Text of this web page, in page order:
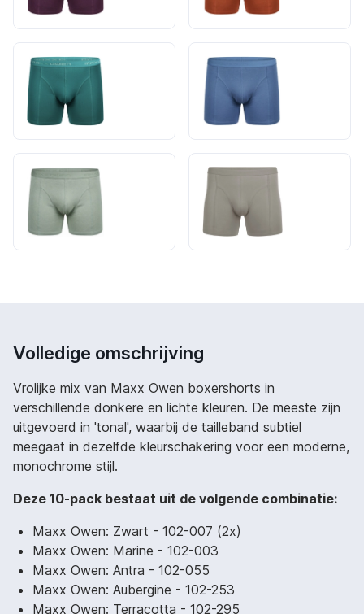
Volledige omschrijving
Vrolijke mix van Maxx Owen boxershorts in
verschillende donkere en lichte kleuren. De meeste zijn
uitgevoerd in 'tonal', waarbij de tailleband subtiel
meegaat in dezelfde kleurschakering voor een moderne,
monochrome stijl.
Deze 10-pack bestaat uit de volgende combinatie:
Maxx Owen: Zwart - 102-007 (2x)
Maxx Owen: Marine - 102-003
Maxx Owen: Antra - 102-055
Maxx Owen: Aubergine - 102-253
Maxx Owen: Terracotta - 102-295